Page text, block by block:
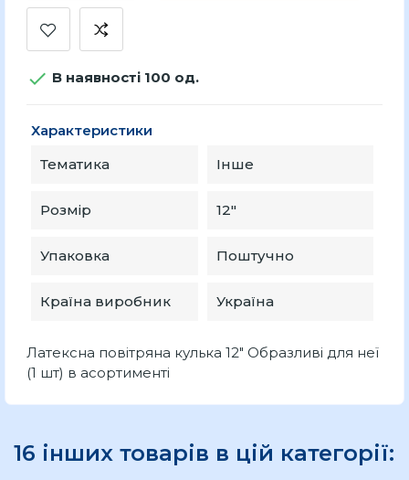
 В наявності 100 од.
Характеристики
Тематика
Інше
Розмір 12″
Упаковка Поштучно
Країна виробник Україна
Латексна повітряна кулька 12" Образливі для неї
(1 шт) в асортименті
16 інших товарів в цій категорії: